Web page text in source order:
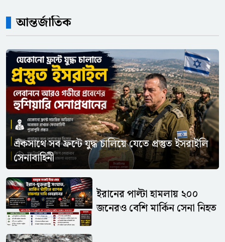
আন্তর্জাতিক
একসাথে সব ফ্রন্টে যুদ্ধ চালিয়ে যেতে প্রস্তুত ইসরাইলি
সেনাবাহিনী
ইরানের পাল্টা হামলায় ২০০
জনেরও বেশি মার্কিন সেনা নিহত